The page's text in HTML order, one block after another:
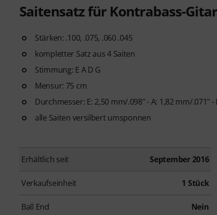
Saitensatz für Kontrabass-
Stärken: .100, .075, .060 .045
kompletter Satz aus 4 Saiten
Stimmung: E A D G
Mensur: 75 cm
Durchmesser: E: 2,50 mm/.098" - A: 1,82 mm/.071"
alle Saiten versilbert umsponnen
Erhältlich seit September 2016
Verkaufseinheit 1 Stück
Ball End Nein